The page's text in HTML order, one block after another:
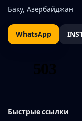
Баку, Азербайджан
WhatsApp
Быстрые ссылки